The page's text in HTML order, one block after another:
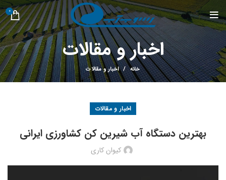
0
اخبار و مقالات
خانه اخبار و مقالات
اخبار و مقالات
بهترین دستگاه آب شیرین کن کشاورزی ایرانی
کیوان کاری